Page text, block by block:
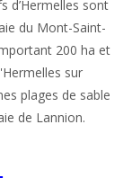
d’Hermelles sont
du Mont-Saint-
200 ha et
sur
plages de sable
de Lannion.